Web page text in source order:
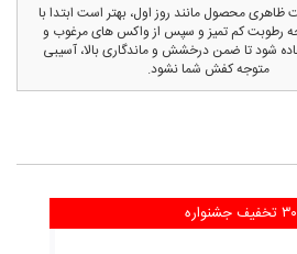
محصول مانند روز اول، بهتر است ابتدا با
رطوبت کم تمیز و سپس از واکس های مرغوب و
شود تا ضمن درخشش و ماندگاری بالا، آسیبی
متوجه کفش شما نشود.
جشنواره